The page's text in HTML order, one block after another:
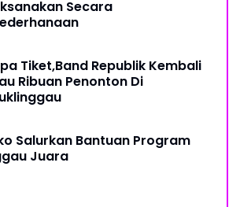
Secara
Tiket,Band Republik Kembali
Ribuan Penonton Di
Salurkan Bantuan Program
Juara